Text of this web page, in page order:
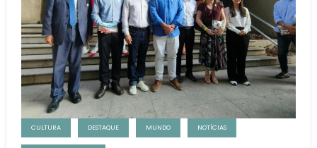
CULTURA DESTAQUE MUNDO NOTÍCIAS